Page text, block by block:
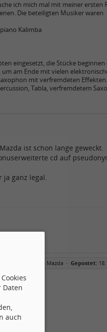
ich mich mal mit meiner ersten
Die beteiligten Musiker waren
Kalimba
eingesetzt, die Stücke beginnen
am Ende mit vielen
mit verfremdeten
Tabla, verfremdetem
ist schon lange geweckt.
cd auf
ganz legal.
Re: Ahora Mazda · Gepostet:
Daten
auch